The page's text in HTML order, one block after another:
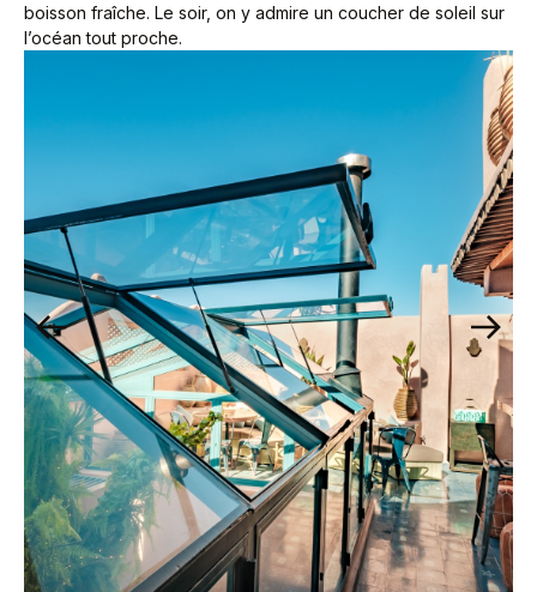
boisson fraîche. Le soir, on y admire un coucher de soleil sur
l’océan tout proche.